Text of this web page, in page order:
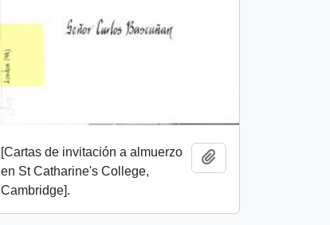
[Cartas de invitación a almuerzo
en St Catharine's College,
Cambridge].